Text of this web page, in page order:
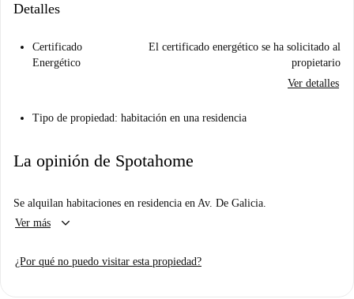
Detalles
Certificado
Energético
El certificado energético se ha solicitado al
propietario
Ver detalles
Tipo de propiedad: habitación en una residencia
La opinión de Spotahome
Se alquilan habitaciones en residencia en Av. De Galicia.
Ver más
keyboard_arrow_down
¿Por qué no puedo visitar esta propiedad?